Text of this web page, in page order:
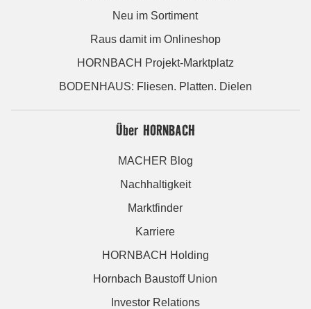
Neu im Sortiment
Raus damit im Onlineshop
HORNBACH Projekt-Marktplatz
BODENHAUS: Fliesen. Platten. Dielen
Über HORNBACH
MACHER Blog
Nachhaltigkeit
Marktfinder
Karriere
HORNBACH Holding
Hornbach Baustoff Union
Investor Relations